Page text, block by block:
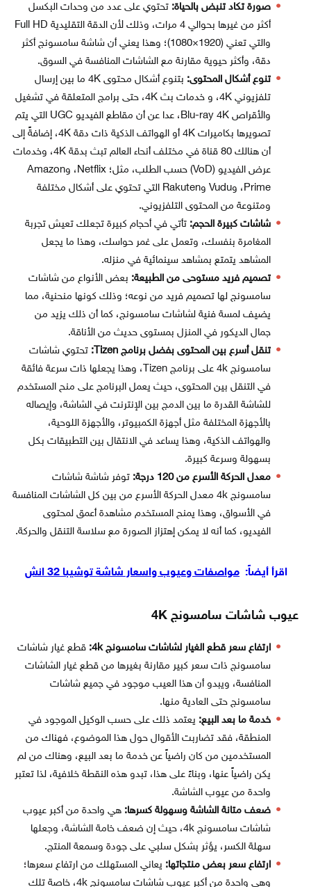
صورة تكاد تنبض بالحياة: تحتوي على عدد من وحدات البكسل
أكثر من غيرها بحوالي 4 مرات، وذلك لأن الدقة التقليدية Full HD
والتي تعني (1920×1080)؛ وهذا يعني أن شاشة سامسونج أكثر
دقة، وأكثر حيوية مقارنة مع الشاشات المنافسة في السوق.
تنوع أشكال المحتوى:
بتنوع أشكال محتوى 4K ما بين إرسال
تلفزيوني 4K، و خدمات بث 4K، حتى برامج المتعلقة في تشغيل
والأقراص Blu-ray 4K، عدا عن أن مقاطع الفيديو UGC التي يتم
تصويرها بكاميرات 4K أو الهواتف الذكية ذات دقة 4K، إضافةً إلى
أن هنالك 80 قناة في مختلف أنحاء العالم تبث بدقة 4K، وخدمات
عرض الفيديو (VoD) حسب الطلب، مثل؛ Netflix، وAmazon
Prime، وVudu وRakuten التي تحتوي على أشكال مختلفة
ومتنوعة من المحتوى التلفزيوني.
شاشات كبيرة الحجم: تأتي في أحجام كبيرة تجعلك تعيش تجربة
المغامرة بنفسك، وتعمل على غمر حواسك، وهذا ما يجعل
المشاهد يتمتع بمشاهد سينمائية في منزله.
تصميم فريد مستوحى من الطبيعة: بعض الأنواع من شاشات
سامسونج لها تصميم فريد من نوعه؛ وذلك كونها منحنية، مما
يضيف لمسة فنية لشاشات سامسونج، كما أن ذلك يزيد من
جمال الديكور في المنزل بمستوى حديث من الأناقة.
تنقل أسرع بين المحتوى بفضل برنامج Tizen:
تحتوي شاشات
سامسونج 4k على برنامج Tizen، وهذا يجعلها ذات سرعة فائقة
في التنقل بين المحتوى، حيث يعمل البرنامج على منح المستخدم
للشاشة القدرة ما بين الدمج بين الإنترنت في الشاشة، وإيصاله
بالأجهزة المختلفة مثل أجهزة الكمبيوتر، والأجهزة اللوحية،
والهواتف الذكية، وهذا يساعد في الانتقال بين التطبيقات بكل
بسهولة وسرعة كبيرة.
معدل الحركة الأسرع من 120 درجة:
توفر شاشة شاشات
سامسونج 4k معدل الحركة الأسرع من بين كل الشاشات المنافسة
في الأسواق، وهذا يمنح المستخدم مشاهدة أعمق لمحتوى
الفيديو، كما أنه لا يمكن إهتزاز الصورة مع سلاسة التنقل والحركة.
اقرأ أيضاً: مواصفات وعيوب واسعار شاشة توشيبا 32 انش
عيوب شاشات سامسونج 4K
ارتفاع سعر قطع الغيار لشاشات سامسونج 4k:
قطع غيار شاشات
سامسونج ذات سعر كبير مقارنة بغيرها من قطع غيار الشاشات
المنافسة، ويبدو أن هذا العيب موجود في جميع شاشات
سامسونج حتى العادية منها.
خدمة ما بعد البيع: يعتمد ذلك على حسب الوكيل الموجود في
المنطقة، فقد تضاربت الأقوال حول هذا الموضوع، فهناك من
المستخدمين من كان راضياً عن خدمة ما بعد البيع، وهناك من لم
يكن راضياً عنها، وبناءً على هذا، تبدو هذه النقطة خلافية، لذا تعتبر
واحدة من عيوب الشاشة.
ضعف متانة الشاشة وسهولة كسرها: هي واحدة من أكبر عيوب
شاشات سامسونج 4k، حيث إن ضعف خامة الشاشة، وجعلها
سهلة الكسر، يؤثر بشكل سلبي على جودة وسمعة المنتج.
ارتفاع سعر بعض منتجاتها: يعاني المستهلك من ارتفاع سعرها؛
وهي واحدة من أكبر عيوب شاشات سامسونج 4k، خاصة تلك